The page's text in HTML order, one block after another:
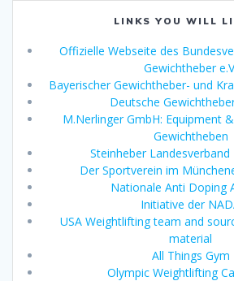
LINKS YOU WILL
Offizielle Webseite des
Gewichtheber
Bayerischer Gewichtheber- und
Deutsche
M.Nerlinger GmbH: Equipment
Gewichtheben
Steinheber Landesverband
Der Sportverein im
Nationale Anti Doping
Initiative der
USA Weightlifting team and
material
All Things Gym
Olympic Weightlifting